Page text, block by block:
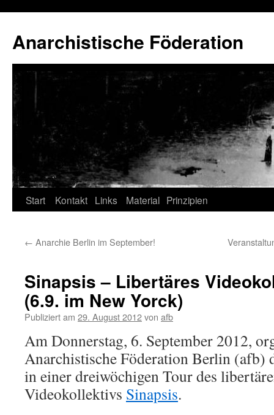
Anarchistische Föderation
Zum
springen
Start Kontakt Links Material Prinzipien
← Anarchie Berlin im September!
Sinapsis – Libertäres
(6.9. im New Yorck)
Publiziert am 29. August 2012von afb
Am Donnerstag, 6. September 2012,
Anarchistische Föderation Berlin (afb)
in einer dreiwöchigen Tour des
Videokollektivs Sinapsis.